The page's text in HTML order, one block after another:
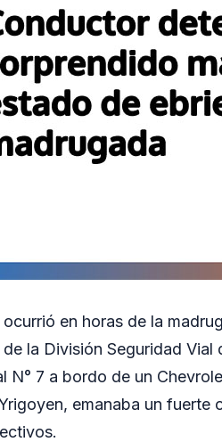
ocurrió en horas de la
de la División Seguridad
N° 7 a bordo de un
emanaba un fuerte